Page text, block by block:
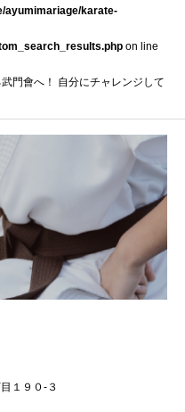
ayumimariage/karate-
on line
門會へ！ 自分にチャレンジして
１９０-３